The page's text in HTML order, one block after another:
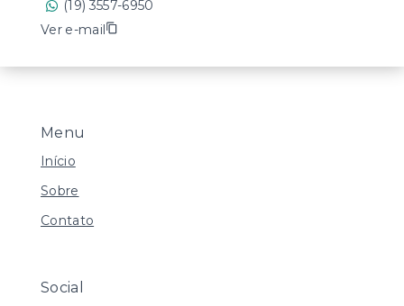
Menu
Início
Sobre
Contato
Social
(19) 3557-6950
Ver e-mail